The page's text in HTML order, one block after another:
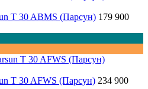
T 30 ABMS (Парсун) 179 900
T 30 AFWS (Парсун) 234 900